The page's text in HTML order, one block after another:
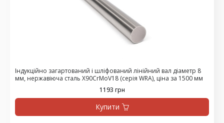
Індукційно загартований і шліфований лінійний вал діаметр 8
мм, нержавіюча сталь X90CrMoV18 (серія WRA), ціна за 1500 мм
1193 грн
Купити